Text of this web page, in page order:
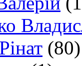
(80)